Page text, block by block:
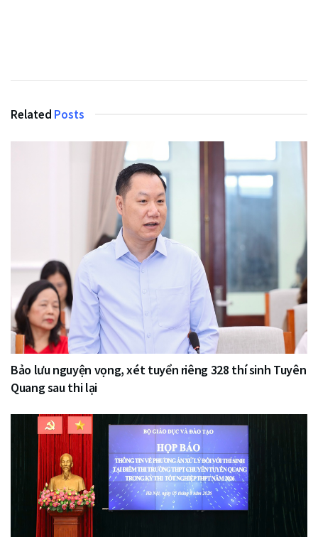
Related Posts
Bảo lưu nguyện vọng, xét tuyển riêng 328 thí sinh Tuyên
Quang sau thi lại